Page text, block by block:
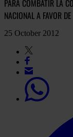
PARA COMBATIR LA
NACIONAL A FAVOR
25 October 2012